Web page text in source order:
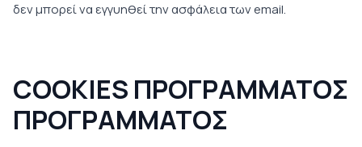
δεν μπορεί να εγγυηθεί την ασφάλεια των email.
COOKIES ΠΡΟΓΡΑΜΜΑΤΟΣ
ΠΡΟΓΡΑΜΜΑΤΟΣ